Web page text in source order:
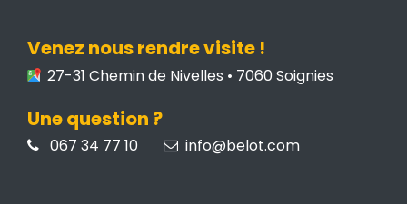
Venez nous rendre visite !
27-31 Chemin de Nivelles • 7060 Soignies
Une question ?
067 34 77 10 info@belot.com